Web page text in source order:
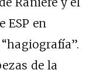
ESP en
de la